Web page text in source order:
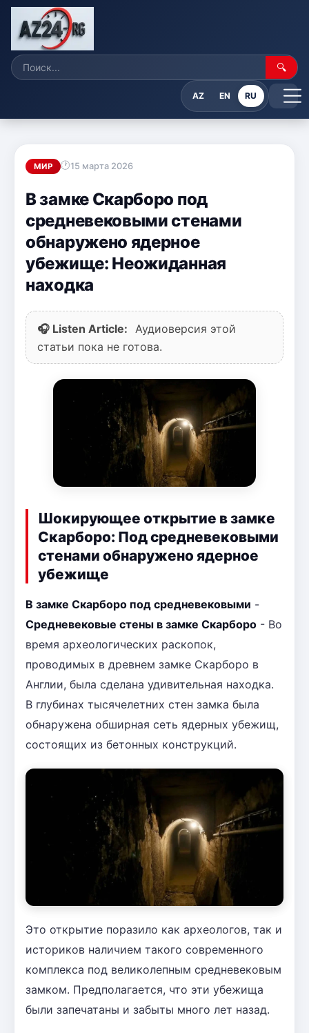
🔍
AZ EN RU
МИР 15 марта 2026
В замке Скарборо под
средневековыми стенами
обнаружено ядерное
убежище: Неожиданная
находка
🎧 Listen Article:
Аудиоверсия этой
статьи пока не готова.
Шокирующее открытие в замке
Скарборо: Под средневековыми
стенами обнаружено ядерное
убежище
В замке Скарборо под средневековыми -
Средневековые стены в замке Скарборо - Во
время археологических раскопок,
проводимых в древнем замке Скарборо в
Англии, была сделана удивительная находка.
В глубинах тысячелетних стен замка была
обнаружена обширная сеть ядерных убежищ,
состоящих из бетонных конструкций.
Это открытие поразило как археологов, так и
историков наличием такого современного
комплекса под великолепным средневековым
замком. Предполагается, что эти убежища
были запечатаны и забыты много лет назад.